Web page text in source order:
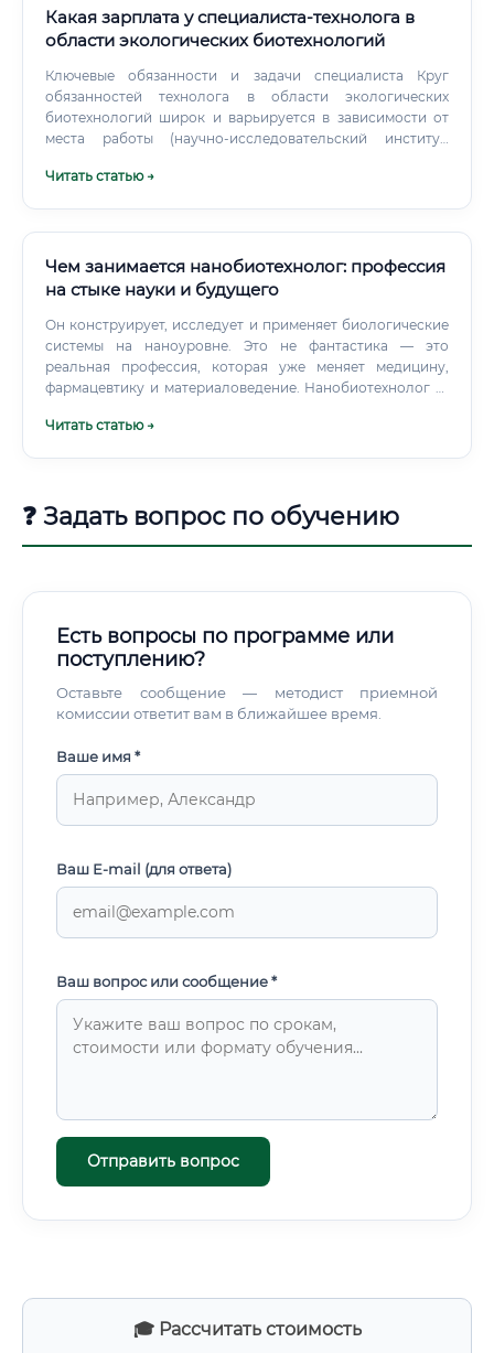
🎓 Рассчитать стоимость
период полевых работ.
Какая зарплата у специалиста-технолога в
области экологических биотехнологий
Ключевые обязанности и задачи специалиста Круг
обязанностей технолога в области экологических
биотехнологий широк и варьируется в зависимости от
места работы (научно-исследовательский институт,
выделить основной функционал: Исследовательская
новых питательных сред и условий культивирования для
повышения их эффективности.
Читать статью →
Чем занимается нанобиотехнолог: профессия
на стыке науки и будущего
Он конструирует, исследует и применяет биологические
системы на наноуровне. Это не фантастика — это
реальная профессия, которая уже меняет медицину,
фармацевтику и материаловедение. Нанобиотехнолог —
физики и инженерии.
Читать статью →
❓ Задать вопрос по обучению
Есть вопросы по программе или
поступлению?
Оставьте сообщение — методист приемной
комиссии ответит вам в ближайшее время.
Ваше имя *
Ваш E-mail (для ответа)
Ваш вопрос или сообщение *
Отправить вопрос